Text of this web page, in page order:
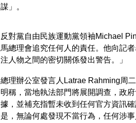
謀」。
反對黨自由民族運動黨領袖Michael
馬總理會追究任何人的責任。他向記
注人物之間的密切關係發出警告。」
總理辦公室發言人Latrae Rahming周
明稱，當地執法部門將展開調查，政
據，並補充指暫未收到任何官方資訊
是，無論何處發現不當行為，任何涉